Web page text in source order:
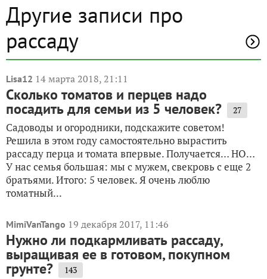
Другие записи про
рассаду
Lisa12 14 марта 2018, 21:11
Сколько томатов и перцев надо
посадить для семьи из 5 человек? 27
Садоводы и огородники, подскажите советом!
Решила в этом году самостоятельно вырастить
рассаду перца и томата впервые. Получается… НО…
У нас семья большая: мы с мужем, свекровь с еще 2
братьями. Итого: 5 человек. Я очень люблю
томатный...
MimiVanTango 19 декабря 2017, 11:46
Нужно ли подкармливать рассаду,
выращивая ее в готовом, покупном
грунте? 143